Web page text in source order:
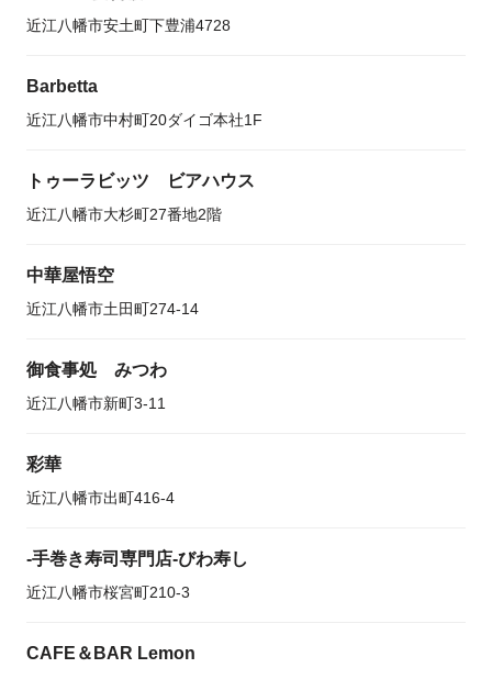
近江八幡市安土町下豊浦4728
Barbetta
近江八幡市中村町20ダイゴ本社1F
トゥーラビッツ ビアハウス
近江八幡市大杉町27番地2階
中華屋悟空
近江八幡市土田町274-14
御食事処 みつわ
近江八幡市新町3-11
彩華
近江八幡市出町416-4
-手巻き寿司専門店-びわ寿し
近江八幡市桜宮町210-3
CAFE＆BAR Lemon